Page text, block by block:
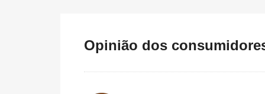
Opinião dos